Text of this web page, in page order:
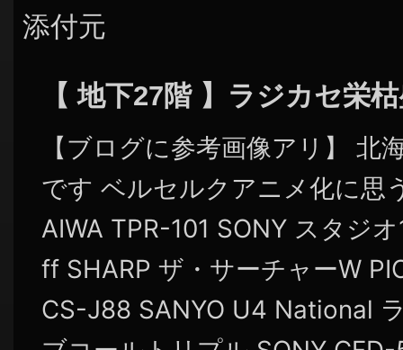
添付元
【 地下27階 】ラジカセ栄
【ブログに参考画像アリ】 北
です ベルセルクアニメ化に思
AIWA TPR-101 SONY スタジ
ff SHARP ザ・サーチャーW
CS-J88 SANYO U4 National